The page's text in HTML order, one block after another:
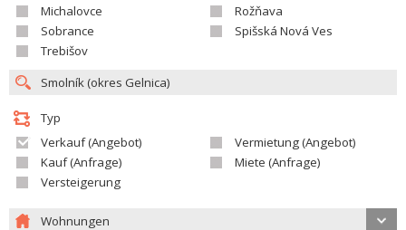
Michalovce
Rožňava
Sobrance
Spišská Nová Ves
Trebišov
Typ
Verkauf (Angebot)
Vermietung (Angebot)
Kauf (Anfrage)
Miete (Anfrage)
Versteigerung
Wohnungen